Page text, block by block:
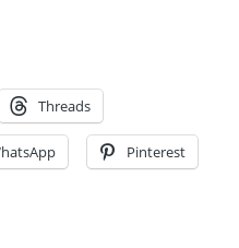
Threads
Pinterest